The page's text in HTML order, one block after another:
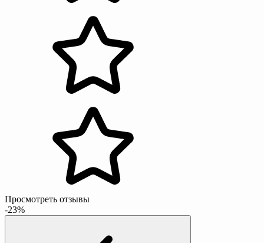
Просмотреть отзывы
-23%